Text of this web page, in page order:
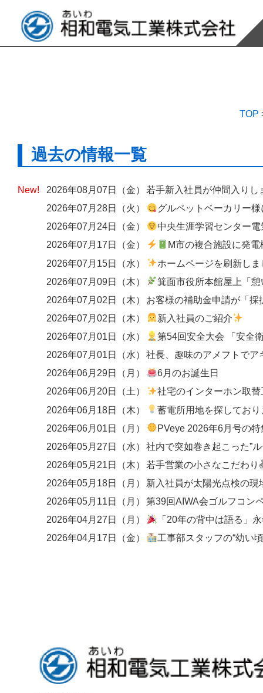
TOP
過去の情報一覧
2026年08月07日（金）
若手新入社員が仲間入りし
2026年07月28日（火）
グルペットベーカリー様にて、出入口へのエアーカーテン
2026年07月24日（金）
中央生涯学習センター電気設備改修
2026年07月17日（金）
M市の複合施設に発電機
2026年07月15日（水）
ホームページを刷新しました ― 歴史と技
2026年07月09日（木）
箕面市役所本館屋上「憩いの広
2026年07月02日（木）
2026年07月02日（木）
新入社員のご紹介
2026年07月01日（水）
第54回安全大会 「安全衛生優良事業場」
2026年07月01日（水）
社長、趣味のアメフトでア
2026年06月29日（月）
6月のお誕生日
2026年06月20日（土）
社宅のインターホン取替工事
2026年06月18日（木）
蓄電所用地を探しており
2026年06月01日（月）
PVeye 2026年6月号の特集にて、関西エリアの
2026年05月27日（水）
2026年05月21日（木）
若手営業の小さなこだわ
2026年05月18日（月）
新入社員が太陽光点検の現
2026年05月11日（月）
第39回AIWA会ゴルフコン
2026年04月27日（月）
「20年の背中は語る」永
2026年04月17日（金）
工事部スタッフの“幼い頃の夢”